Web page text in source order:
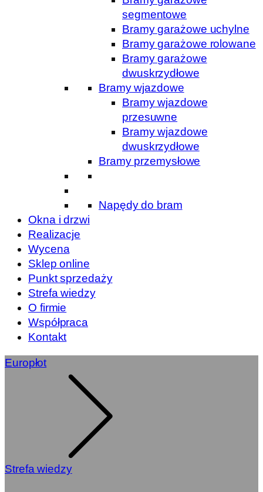
segmentowe
Bramy garażowe uchylne
Bramy garażowe rolowane
Bramy garażowe
dwuskrzydłowe
Bramy wjazdowe
Bramy wjazdowe
przesuwne
Bramy wjazdowe
dwuskrzydłowe
Bramy przemysłowe
Napędy do bram
Okna i drzwi
Realizacje
Wycena
Sklep online
Punkt sprzedaży
Strefa wiedzy
O firmie
Współpraca
Kontakt
Europłot
Strefa wiedzy